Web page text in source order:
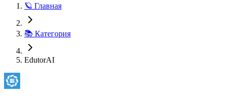
🪐 Главная
📚 Категория
EdutorAI